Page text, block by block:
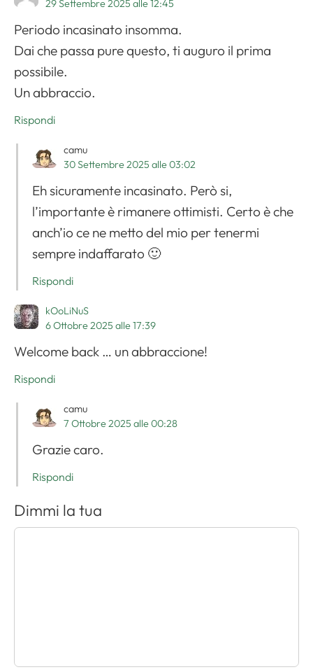
29 Settembre 2025 alle 12:45
Periodo incasinato insomma.
Dai che passa pure questo, ti auguro il prima
possibile.
Un abbraccio.
Rispondi
camu
30 Settembre 2025 alle 03:02
Eh sicuramente incasinato. Però si,
l’importante è rimanere ottimisti. Certo è che
anch’io ce ne metto del mio per tenermi
sempre indaffarato 🙂
Rispondi
kOoLiNuS
6 Ottobre 2025 alle 17:39
Welcome back … un abbraccione!
Rispondi
camu
7 Ottobre 2025 alle 00:28
Grazie caro.
Rispondi
Dimmi la tua